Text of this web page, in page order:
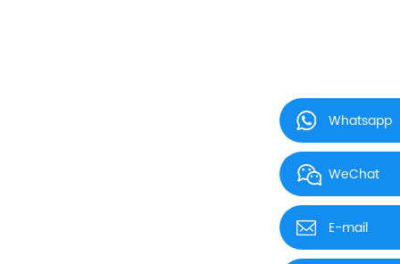
Whatsapp
WeChat
E-mail